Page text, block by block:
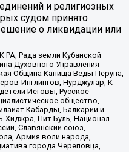
и религиозных
судом принято
о ликвидации или
РА, Рада земли Кубанской
Духовного Управления
Община Капища Веды Перуна,
Инглингов, Нурджулар, К
Иеговы, Русское
общество,
Кабарды, Балкарии и
Хиджра, Пит Буль, Национал-
Славянский союз,
Армия воли народа,
города Череповца,